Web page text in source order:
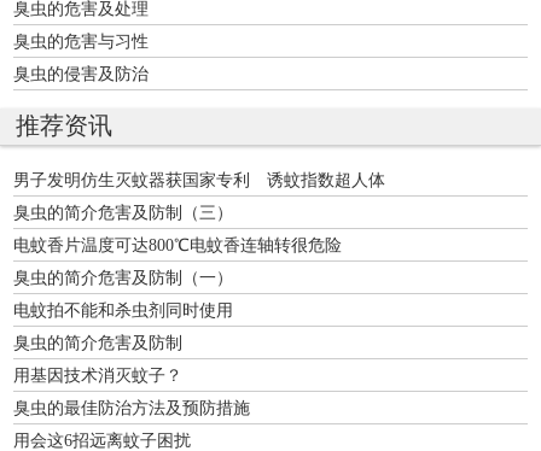
臭虫的危害及处理
臭虫的危害与习性
臭虫的侵害及防治
推荐资讯
男子发明仿生灭蚊器获国家专利 诱蚊指数超人体
臭虫的简介危害及防制（三）
电蚊香片温度可达800℃电蚊香连轴转很危险
臭虫的简介危害及防制（一）
电蚊拍不能和杀虫剂同时使用
臭虫的简介危害及防制
用基因技术消灭蚊子？
臭虫的最佳防治方法及预防措施
用会这6招远离蚊子困扰